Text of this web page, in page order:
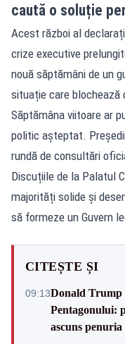
caută o soluție
Acest război al
crize executive
nouă săptămâni de un
situație care blochează
Săptămâna viitoare ar
politic așteptat.
rundă de consultări
Discuțiile de la Palatul
majorități solide și
să formeze un Guvern
CITEȘTE ȘI
09:13Donald
Pentagonului:
ascuns